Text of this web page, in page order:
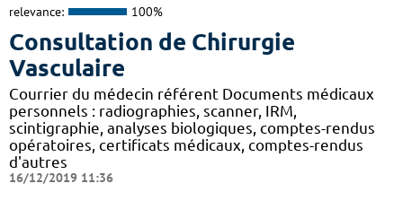
relevance: 100%
Consultation de Chirurgie
Vasculaire
Courrier du médecin référent Documents médicaux
personnels : radiographies, scanner, IRM,
scintigraphie, analyses biologiques, comptes-rendus
opératoires, certificats médicaux, comptes-rendus
d'autres
16/12/2019 11:36